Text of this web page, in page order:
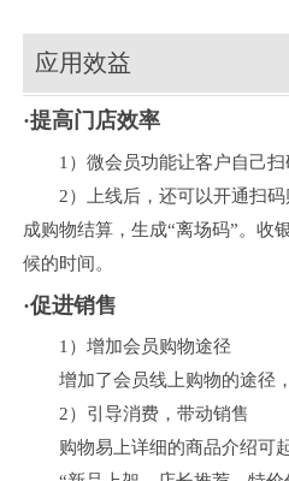
应用效益
·提高门店效率
1）微会员功能让客户自己扫
2）上线后，还可以开通扫码
成购物结算，生成“离场码”。收
候的时间。
·促进销售
1）增加会员购物途径
增加了会员线上购物的途径，
2）引导消费，带动销售
购物易上详细的商品介绍可